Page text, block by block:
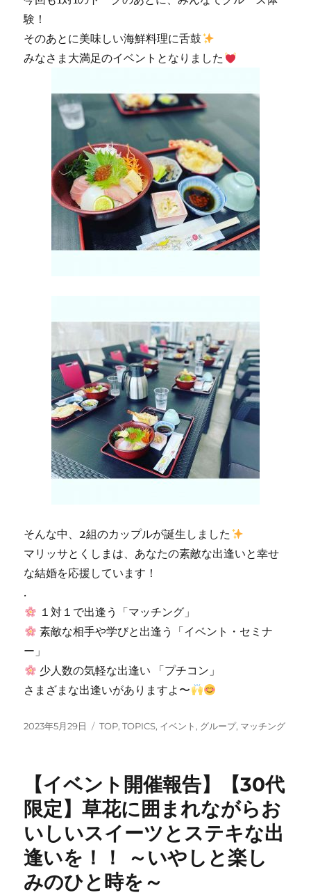
験！
そのあとに美味しい海鮮料理に舌鼓
みなさま大満足のイベントとなりました
そんな中、2組のカップルが誕生しました
マリッサとくしまは、あなたの素敵な出逢いと幸せ
な結婚を応援しています！
.
１対１で出逢う「マッチング」
素敵な相手や学びと出逢う「イベント・セミナ
ー」
少人数の気軽な出逢い 「プチコン」
さまざまな出逢いがありますよ〜
投
2023年5月29日
カ
ー
TOP,TOPICS, イベント, グループ, マッチング
【イベント開催報告】【30代
限定】草花に囲まれながらお
いしいスイーツとステキな出
逢いを！！ ～いやしと楽し
みのひと時を～